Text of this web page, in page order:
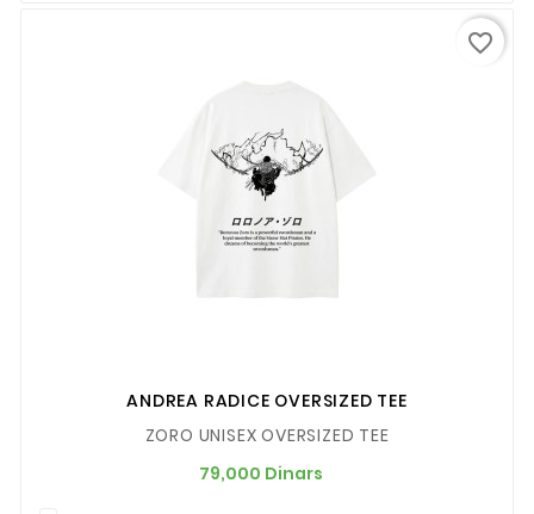
ANDREA RADICE OVERSIZED TEE
ZORO UNISEX OVERSIZED TEE
79,000 Dinars
favorite_border